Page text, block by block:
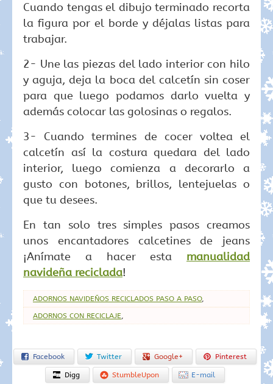
Cuando tengas el dibujo terminado recorta
la figura por el borde y déjalas listas para
trabajar.
2- Une las piezas del lado interior con hilo
y aguja, deja la boca del calcetín sin coser
para que luego podamos darlo vuelta y
además colocar las golosinas o regalos.
3- Cuando termines de cocer voltea el
calcetín así la costura quedara del lado
interior, luego comienza a decorarlo a
gusto con botones, brillos, lentejuelas o
que tu desees.
En tan solo tres simples pasos creamos
unos encantadores calcetines de jeans
¡Anímate a hacer esta manualidad
navideña reciclada!
ADORNOS NAVIDEÑOS RECICLADOS PASO A PASO,
ADORNOS CON RECICLAJE
Facebook Twitter Google+ Pinterest
Digg StumbleUpon E-mail